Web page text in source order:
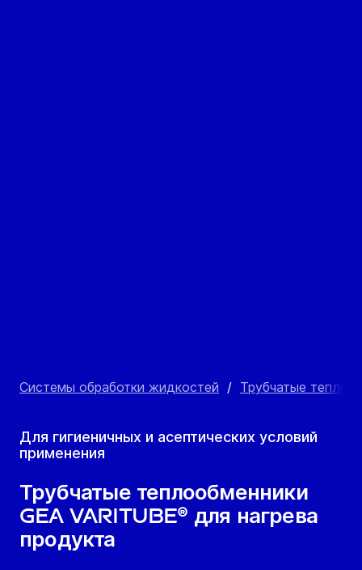
Системы обработки жидкостей / Трубчатые
Для гигиеничных и асептических условий
применения
Трубчатые теплообменники
GEA VARITUBE® для нагрева
продукта